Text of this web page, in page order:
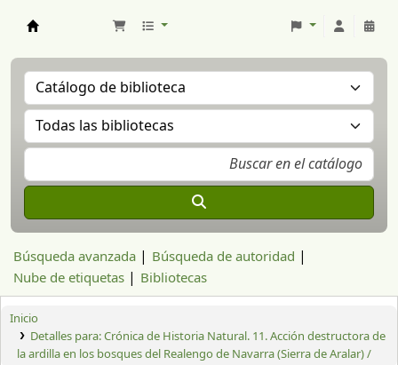
Búsqueda avanzada
Búsqueda de autoridad
Nube de etiquetas
Bibliotecas
Inicio
Detalles para:Crónica de Historia Natural. 11. Acción destructora de
la ardilla en los bosques del Realengo de Navarra (Sierra de Aralar) /